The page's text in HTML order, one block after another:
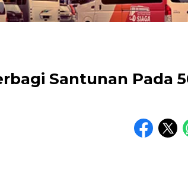
Santunan Pada